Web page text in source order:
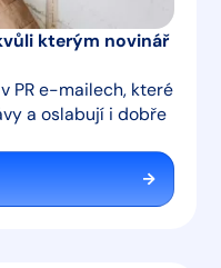
kterým novinář
PR e-mailech, které
a oslabují i dobře